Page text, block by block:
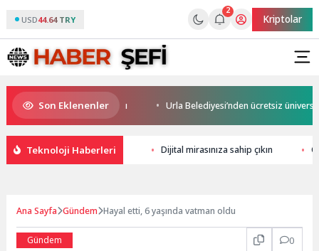
USD44.64 TRY
2
Kriptolar
Son Eklenenler
Son Yolculuğuna Uğurlandı Urla Belediyesi’nden ücretsiz üniversite
Teknoloji Haberleri Dijital mirasınıza sahip çıkın
Ana Sayfa Gündem Hayal etti, 6 yaşında vatman oldu
Gündem 0